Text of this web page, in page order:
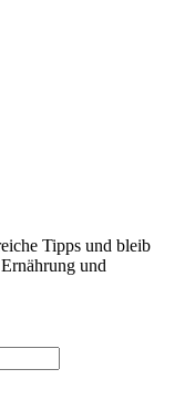
Tipps und bleib
und